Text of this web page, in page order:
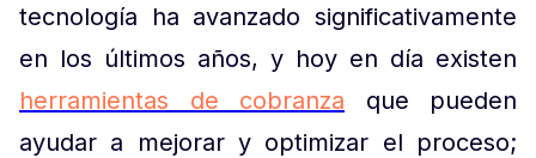
tecnología ha avanzado significativamente
en los últimos años, y hoy en día existen
herramientas de cobranza que pueden
ayudar a mejorar y optimizar el proceso;